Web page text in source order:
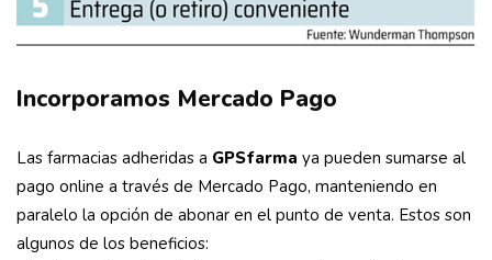
Incorporamos Mercado Pago
Las farmacias adheridas a GPSfarma ya pueden sumarse al
pago online a través de Mercado Pago, manteniendo en
paralelo la opción de abonar en el punto de venta. Estos son
algunos de los beneficios: